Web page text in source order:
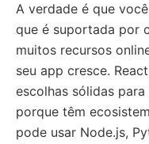
A verdade é que
que é suportada por
muitos recursos
seu app cresce.
escolhas sólidas
porque têm
pode usar Node.js,